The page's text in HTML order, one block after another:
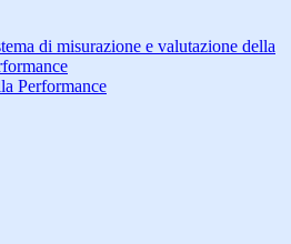
di misurazione e valutazione della
Performance